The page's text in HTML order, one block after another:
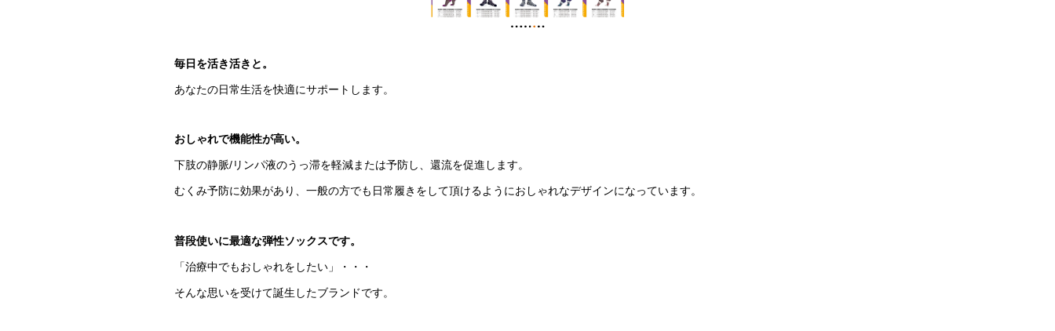
毎日を活き活きと。
あなたの日常生活を快適にサポートします。
おしゃれで機能性が高い。
下肢の静脈/リンパ液のうっ滞を軽減または予防し、還流を促進します。
むくみ予防に効果があり、一般の方でも日常履きをして頂けるようにおしゃれなデザインになっています。
普段使いに最適な弾性ソックスです。
「治療中でもおしゃれをしたい」・・・
そんな思いを受けて誕生したブランドです。